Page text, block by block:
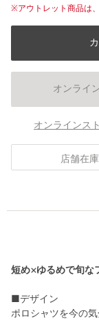
※アウトレット商品は
オンライ
オンラインス
店舗在庫
短め×ゆるめで旬な
■デザイン
ポロシャツを今の気